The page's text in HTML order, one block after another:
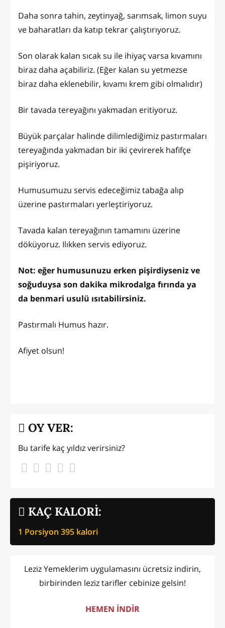
Daha sonra tahin, zeytinyağ, sarımsak, limon suyu
ve baharatları da katıp tekrar çalıştırıyoruz.
Son olarak kalan sıcak su ile ihiyaç varsa kıvamını
biraz daha açabiliriz. (Eğer kalan su yetmezse
biraz daha eklenebilir, kıvamı krem gibi olmalıdır)
Bir tavada tereyağını yakmadan eritiyoruz.
Büyük parçalar halinde dilimlediğimiz pastırmaları
tereyağında yakmadan bir iki çevirerek hafifçe
pişiriyoruz.
Humusumuzu servis edeceğimiz tabağa alıp
üzerine pastırmaları yerleştiriyoruz.
Tavada kalan tereyağının tamamını üzerine
döküyoruz. Ilıkken servis ediyoruz.
Not: eğer humusunuzu erken pişirdiyseniz ve
soğuduysa son dakika mikrodalga fırında ya
da benmari usulü ısıtabilirsiniz.
Pastırmalı Humus hazır.
Afiyet olsun!
KAÇ KALORİ:
1 Porsiyon 395 kalori
OY VER:
Bu tarife kaç yıldız verirsiniz?
Leziz Yemeklerim uygulamasını ücretsiz indirin,
birbirinden leziz tarifler cebinize gelsin!
HEMEN İNDİR